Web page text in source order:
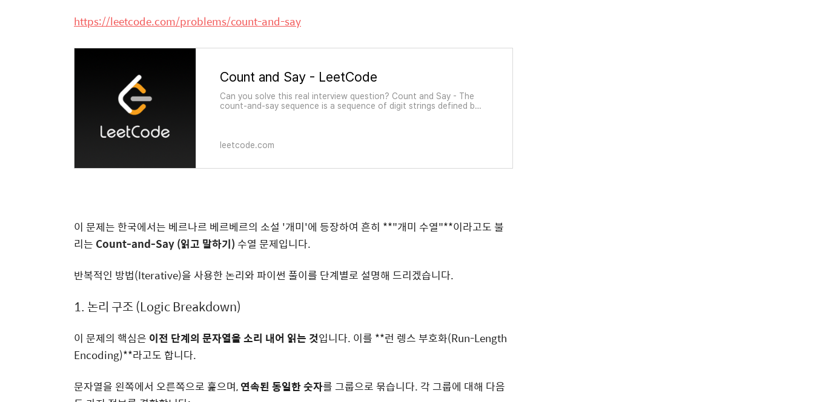
https://leetcode.com/problems/count-and-say
Count and Say - LeetCode
Can you solve this real interview question? Count and Say - The
count-and-say sequence is a sequence of digit strings defined by
leetcode.com
이 문제는 한국에서는 베르나르 베르베르의 소설 '개미'에 등장하여 흔히 **"개미 수열"**이라고도 불
리는 Count-and-Say (읽고 말하기) 수열 문제입니다.
반복적인 방법(Iterative)을 사용한 논리와 파이썬 풀이를 단계별로 설명해 드리겠습니다.
1. 논리 구조 (Logic Breakdown)
이 문제의 핵심은 이전 단계의 문자열을 소리 내어 읽는 것입니다. 이를 **런 렝스 부호화(Run-Length
Encoding)**라고도 합니다.
문자열을 왼쪽에서 오른쪽으로 훑으며,연속된 동일한 숫자를 그룹으로 묶습니다. 각 그룹에 대해 다음